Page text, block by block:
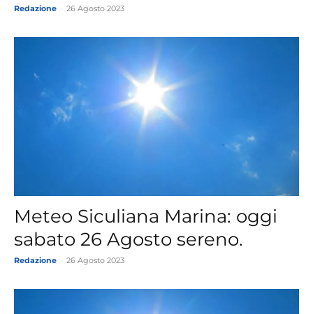
Redazione 26 Agosto 2023
Meteo Siculiana Marina: oggi
sabato 26 Agosto sereno.
Redazione 26 Agosto 2023